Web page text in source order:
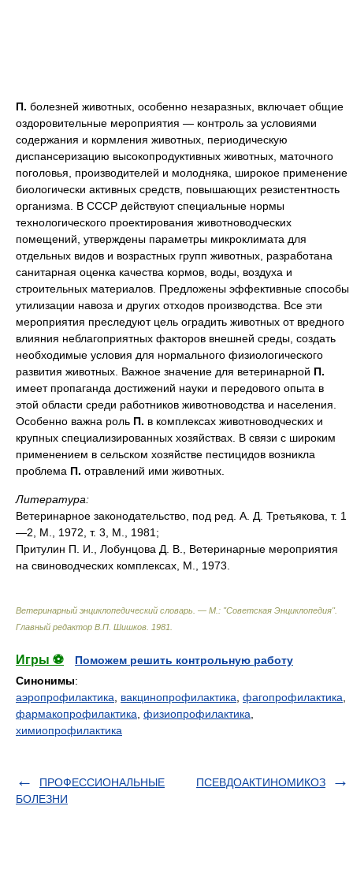
П. болезней животных, особенно незаразных, включает общие
оздоровительные мероприятия — контроль за условиями
содержания и кормления животных, периодическую
диспансеризацию высокопродуктивных животных, маточного
поголовья, производителей и молодняка, широкое применение
биологически активных средств, повышающих резистентность
организма. В СССР действуют специальные нормы
технологического проектирования животноводческих
помещений, утверждены параметры микроклимата для
отдельных видов и возрастных групп животных, разработана
санитарная оценка качества кормов, воды, воздуха и
строительных материалов. Предложены эффективные способы
утилизации навоза и других отходов производства. Все эти
мероприятия преследуют цель оградить животных от вредного
влияния неблагоприятных факторов внешней среды, создать
необходимые условия для нормального физиологического
развития животных. Важное значение для ветеринарной П.
имеет пропаганда достижений науки и передового опыта в
этой области среди работников животноводства и населения.
Особенно важна роль П. в комплексах животноводческих и
крупных специализированных хозяйствах. В связи с широким
применением в сельском хозяйстве пестицидов возникла
проблема П. отравлений ими животных.
Литература:
Ветеринарное законодательство, под ред. А. Д. Третьякова, т. 1
—2, М., 1972, т. 3, М., 1981;
Притулин П. И., Лобунцова Д. В., Ветеринарные мероприятия
на свиноводческих комплексах, М., 1973.
Ветеринарный энциклопедический словарь. — М.: "Советская Энциклопедия".
Главный редактор В.П. Шишков 1981
Игры ⚽
Поможем решить контрольную работу
Синонимы:
аэропрофилактика
вакцинопрофилактика фагопрофилактика
фармакопрофилактика физиопрофилактика
химиопрофилактика
ПРОФЕССИОНАЛЬНЫЕ
БОЛЕЗНИ
ПСЕВДОАКТИНОМИКОЗ